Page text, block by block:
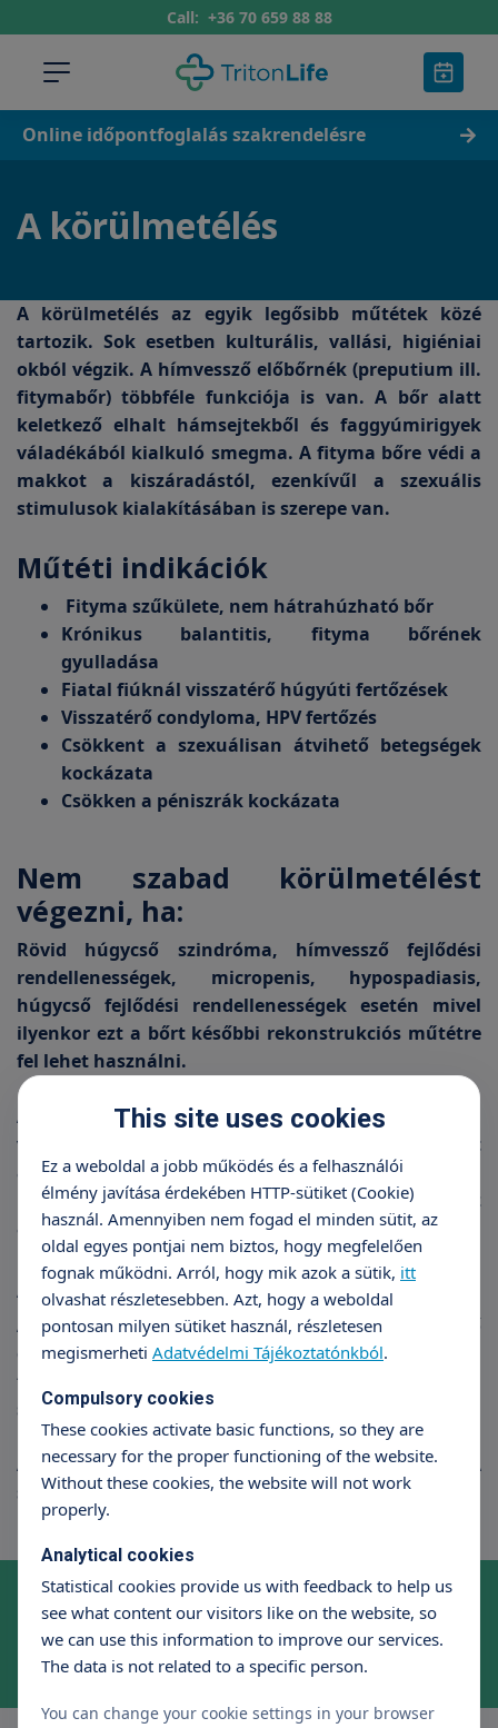
Call: +36 70 659 88 88
Online időpontfoglalás szakrendelésre
A körülmetélés
A körülmetélés az egyik legősibb műtétek közé
tartozik. Sok esetben kulturális, vallási, higiéniai
okból végzik. A hímvessző előbőrnék (preputium ill.
fitymabőr) többféle funkciója is van. A bőr alatt
keletkező elhalt hámsejtekből és faggyúmirigyek
váladékából kialkuló smegma. A fityma bőre védi a
makkot a kiszáradástól, ezenkívűl a szexuális
stimulusok kialakításában is szerepe van.
Műtéti indikációk
Fityma szűkülete, nem hátrahúzható bőr
Krónikus balantitis, fityma bőrének
gyulladása
Fiatal fiúknál visszatérő húgyúti fertőzések
Visszatérő condyloma, HPV fertőzés
Csökkent a szexuálisan átvihető betegségek
kockázata
Csökken a péniszrák kockázata
Nem szabad körülmetélést
végezni, ha:
Rövid húgycső szindróma, hímvessző fejlődési
rendellenességek, micropenis, hypospadiasis,
húgycső fejlődési rendellenességek esetén mivel
ilyenkor ezt a bőrt későbbi rekonstrukciós műtétre
fel lehet használni.
A műtétet általában helyi érzéstelenítésben
végzem, a műtétnél ha csak lehet, sleeve technikát
alkalmazok. A külső és belső bőrt külön vágom át,
majd ezt követően távolítom el a felesleges bőrt. Ez
a típusú műtét jó kozmetikai eredményt ad.
A műtét
A beavatkozás helyi érzéstelenítésben, a hímvessző
gyöki érzéstelenítésével történik. Többféle műtéti
technika létezik, a legszebb eredmény azonban a
sleeve technikával érhető el.
A műtét során felszívódó varratot alkalmazunk. A
seb kb. 2-3 hét alatt gyógyul meg teljesen.
Online időpontfoglalás szakrendelésre
Foglaljon időpontot kényelmesen, néhány kattintással!
Appointment booking
This site uses cookies
Ez a weboldal a jobb működés és a felhasználói
élmény javítása érdekében HTTP-sütiket (Cookie)
használ. Amennyiben nem fogad el minden sütit, az
oldal egyes pontjai nem biztos, hogy megfelelően
fognak működni. Arról, hogy mik azok a sütik, itt
olvashat részletesebben. Azt, hogy a weboldal
pontosan milyen sütiket használ, részletesen
megismerheti Adatvédelmi Tájékoztatónkból.
Compulsory cookies
These cookies activate basic functions, so they are
necessary for the proper functioning of the website.
Without these cookies, the website will not work
properly.
Analytical cookies
Statistical cookies provide us with feedback to help us
see what content our visitors like on the website, so
we can use this information to improve our services.
The data is not related to a specific person.
You can change your cookie settings in your browser